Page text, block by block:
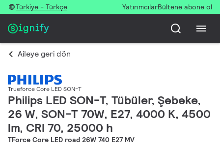
Türkiye - Türkçe YatırımcılarBültene abone ol
Aileye geri dön
Trueforce Core LED SON-T
Philips LED SON-T, Tübüler, Şebeke,
26 W, SON-T 70W, E27, 4000 K, 4500
lm, CRI 70, 25000 h
TForce Core LED road 26W 740 E27 MV